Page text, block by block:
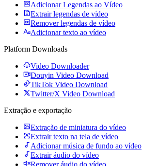
Adicionar Legendas ao Vídeo
Extrair legendas de vídeo
Remover legendas de vídeo
Adicionar texto ao vídeo
Platform Downloads
Video Downloader
Douyin Video Download
TikTok Video Download
Twitter/X Video Download
Extração e exportação
Extração de miniatura do vídeo
Extrair texto na tela de vídeo
Adicionar música de fundo ao vídeo
Extrair áudio do vídeo
Remover áudio do vídeo